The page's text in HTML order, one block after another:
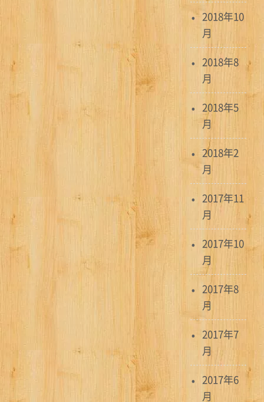
2018年10
月
2018年8
月
2018年5
月
2018年2
月
2017年11
月
2017年10
月
2017年8
月
2017年7
月
2017年6
月